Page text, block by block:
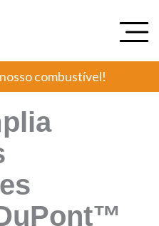
combustível!